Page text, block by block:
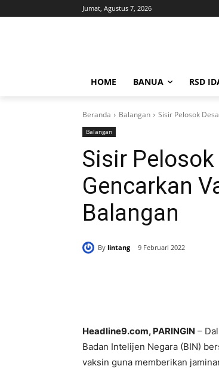
Jumat, Agustus 7, 2026
HOME BANUA RSD
Beranda Balangan Sisir Pelosok
Balangan
Sisir Pelosok
Gencarkan
Balangan
By lintang 9 Februari 2022
Headline9.com, PARINGIN –
Badan Intelijen Negara (BIN)
vaksin guna memberikan